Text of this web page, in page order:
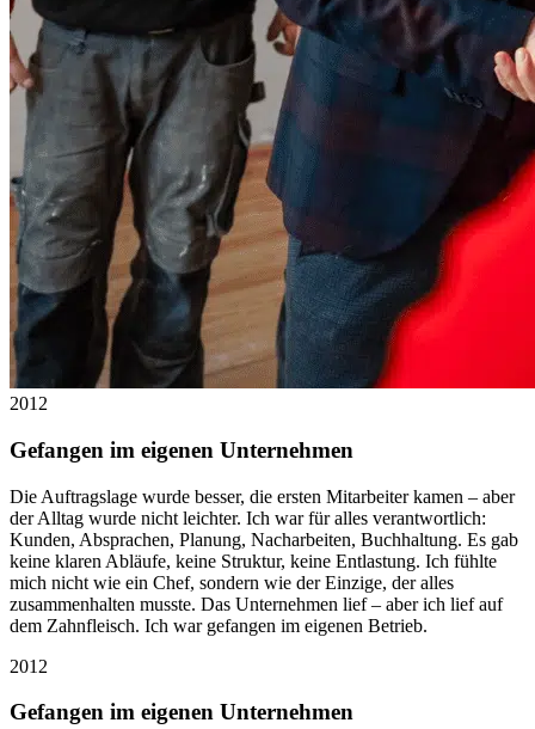
2012
Gefangen im eigenen Unternehmen
Die Auftragslage wurde besser, die ersten Mitarbeiter kamen – aber
der Alltag wurde nicht leichter. Ich war für alles verantwortlich:
Kunden, Absprachen, Planung, Nacharbeiten, Buchhaltung. Es gab
keine klaren Abläufe, keine Struktur, keine Entlastung. Ich fühlte
mich nicht wie ein Chef, sondern wie der Einzige, der alles
zusammenhalten musste. Das Unternehmen lief – aber ich lief auf
dem Zahnfleisch. Ich war gefangen im eigenen Betrieb.
2012
Gefangen im eigenen Unternehmen